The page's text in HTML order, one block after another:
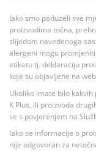
Iako smo poduzeli sve
proizvodima točna,
slijedom navedenoga
alergeni mogu
etiketu tj. deklaraciju
koje su objavljene na
Ukoliko imate bilo
K Plus, ili proizvoda
se s povjerenjem na
Iako se informacije o
nije odgovoran za